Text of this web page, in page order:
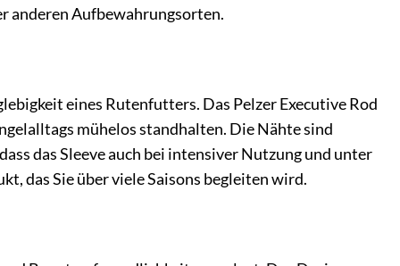
anderen Aufbewahrungsorten.
eines Rutenfutters. Das Pelzer Executive Rod
mühelos standhalten. Die Nähte sind
das Sleeve auch bei intensiver Nutzung und unter
das Sie über viele Saisons begleiten wird.